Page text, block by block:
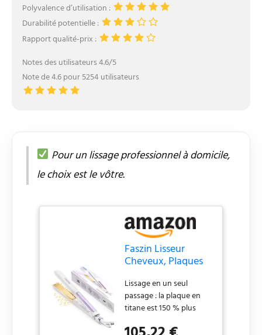
Polyvalence d’utilisation :
Durabilité potentielle :
Rapport qualité-prix :
Notes des utilisateurs 4.6/5
Note de 4.6 pour 5254 utilisateurs
Pour un lissage professionnel à domicile,
le choix est le vôtre.
Faszin Lisseur
Cheveux, Plaques
(Blanc)
Lissage en un seul
passage : la plaque en
titane est 150 % plus